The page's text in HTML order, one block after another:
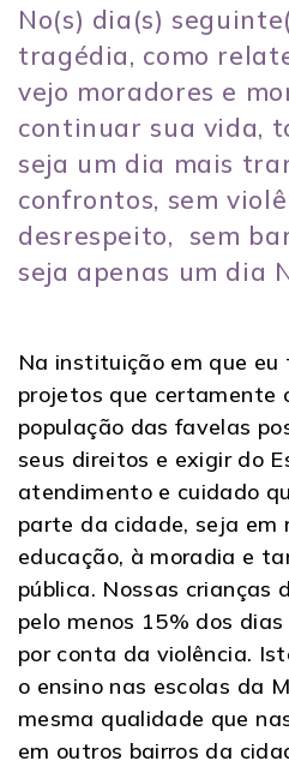
No(s) dia(s)
tragédia, como
vejo moradores e
continuar sua vida,
seja um dia mais
confrontos, sem
desrespeito, sem
seja apenas um dia
Na instituição em que eu
projetos que certamente
população das favelas
seus direitos e exigir do
atendimento e cuidado
parte da cidade, seja em
educação, à moradia e
pública. Nossas crianças
pelo menos 15% dos
por conta da violência.
o ensino nas escolas da
mesma qualidade que
em outros bairros da